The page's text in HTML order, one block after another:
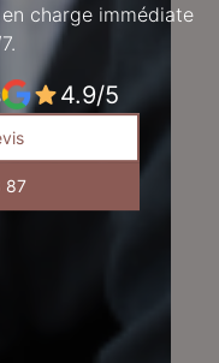
charge immédiate
4.9/5
87